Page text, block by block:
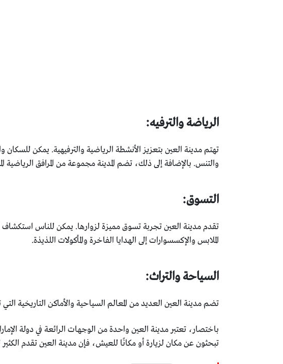
الرياضة والترفيه:
تهتم مدينة العين بتعزيز الأنشطة الرياضية والترفيهية. يمكن
والتنس. بالإضافة إلى ذلك، تضم المدينة مجموعة من المرافق الرياضية
التسوق:
تقدم مدينة العين تجربة تسوق مميزة لزوارها. يمكن للناس استكشاف
الملابس والإكسسوارات إلى الهدايا الفاخرة والمأكولات اللذيذة.
السياحة والتراث:
تضم مدينة العين العديد من المعالم السياحية والأماكن التاريخية
باختصار، تعتبر مدينة العين واحدة من الوجهات الرائعة في دولة
تبحثون عن مكان لزيارة أو مكانًا للعيش، فإن مدينة العين تقدم